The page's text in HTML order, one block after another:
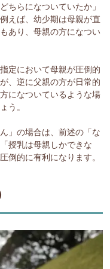
ちらになついていたか」
えば、幼少期は母親が直
あり、母親の方になつい
定において母親が圧倒的
、逆に父親の方が日常的
になついているような場
う。
」の場合は、前述の「な
授乳は母親しかできな
倒的に有利になります。